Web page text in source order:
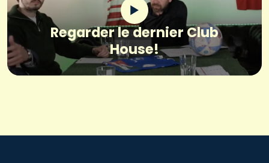
Regarder le dernier Club
House!